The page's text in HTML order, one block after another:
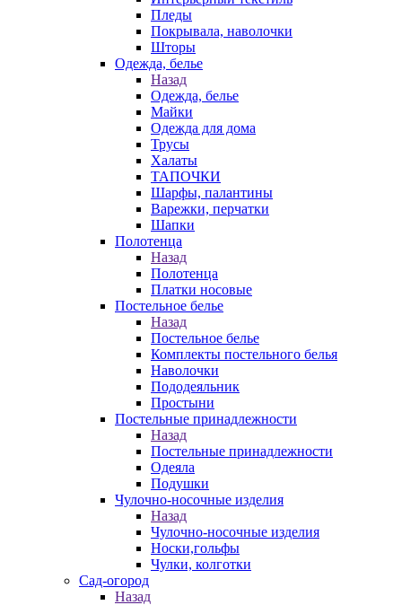
Пледы
Покрывала, наволочки
Шторы
Одежда, белье
Назад
Одежда, белье
Майки
Одежда для дома
Трусы
Халаты
ТАПОЧКИ
Шарфы, палантины
Варежки, перчатки
Шапки
Полотенца
Назад
Полотенца
Платки носовые
Постельное белье
Назад
Постельное белье
Комплекты постельного белья
Наволочки
Пододеяльник
Простыни
Постельные принадлежности
Назад
Постельные принадлежности
Одеяла
Подушки
Чулочно-носочные изделия
Назад
Чулочно-носочные изделия
Носки,гольфы
Чулки, колготки
Сад-огород
Назад